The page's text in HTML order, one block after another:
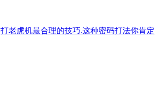
打老虎机最合理的技巧.这种密码打法你肯定